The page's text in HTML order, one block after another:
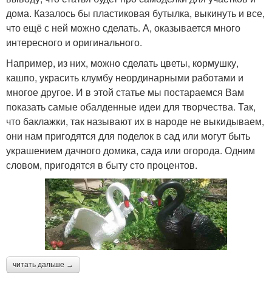
дома. Казалось бы пластиковая бутылка, выкинуть и все,
что ещё с ней можно сделать. А, оказывается много
интересного и оригинального.
Например, из них, можно сделать цветы, кормушку,
кашпо, украсить клумбу неординарными работами и
многое другое. И в этой статье мы постараемся Вам
показать самые обалденные идеи для творчества. Так,
что баклажки, так называют их в народе не выкидываем,
они нам пригодятся для поделок в сад или могут быть
украшением дачного домика, сада или огорода. Одним
словом, пригодятся в быту сто процентов.
читать дальше →